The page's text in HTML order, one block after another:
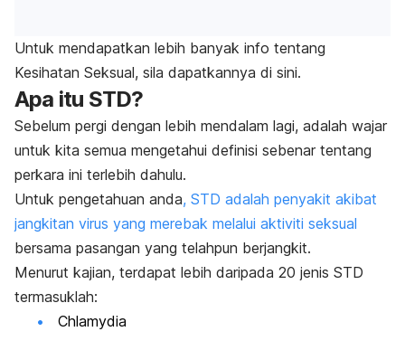
Untuk mendapatkan lebih banyak info tentang
Kesihatan Seksual, sila dapatkannya di sini.
Apa itu STD?
Sebelum pergi dengan lebih mendalam lagi, adalah wajar
untuk kita semua mengetahui definisi sebenar tentang
perkara ini terlebih dahulu.
Untuk pengetahuan anda, STD adalah penyakit akibat
jangkitan virus yang merebak melalui aktiviti seksual
bersama pasangan yang telahpun berjangkit.
Menurut kajian, terdapat lebih daripada 20 jenis STD
termasuklah:
Chlamydia